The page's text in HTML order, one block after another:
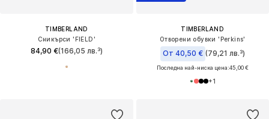
TIMBERLAND
Сникърси 'FIELD'
84,90 €(166,05 лв.³)
TIMBERLAND
Отворени обувки 'Perkins'
От 40,50 € (79,21 лв.³)
Последна най-ниска цена:45,00 €
+1